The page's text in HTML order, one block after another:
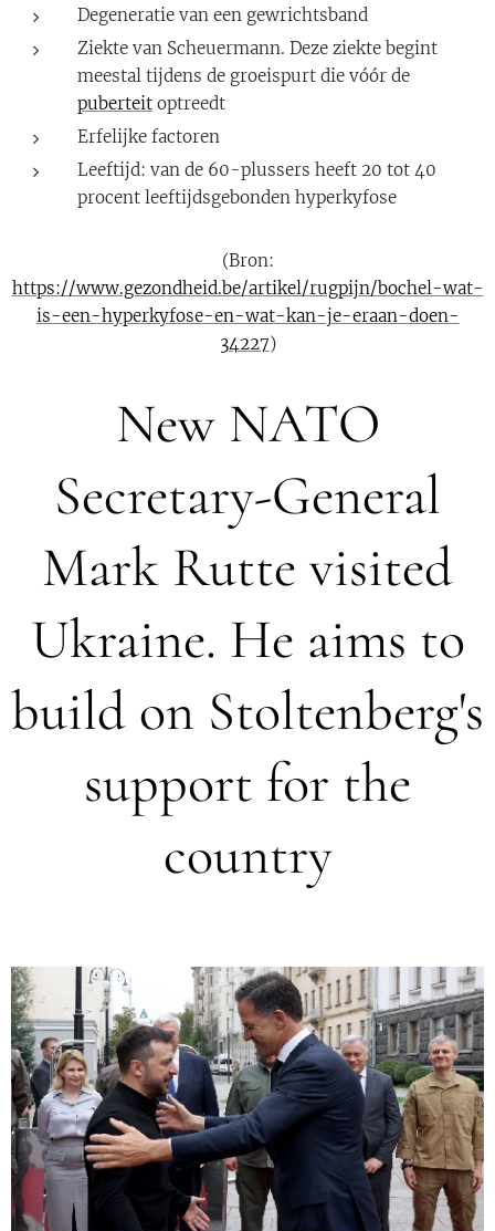
Degeneratie van een gewrichtsband
Ziekte van Scheuermann. Deze ziekte begint
meestal tijdens de groeispurt die vóór de
puberteit optreedt
Erfelijke factoren
Leeftijd: van de 60-plussers heeft 20 tot 40
procent leeftijdsgebonden hyperkyfose
(Bron:
https://www.gezondheid.be/artikel/rugpijn/bochel-wat-
is-een-hyperkyfose-en-wat-kan-je-eraan-doen-
34227)
New NATO
Secretary-General
Mark Rutte visited
Ukraine. He aims to
build on Stoltenberg's
support for the
country